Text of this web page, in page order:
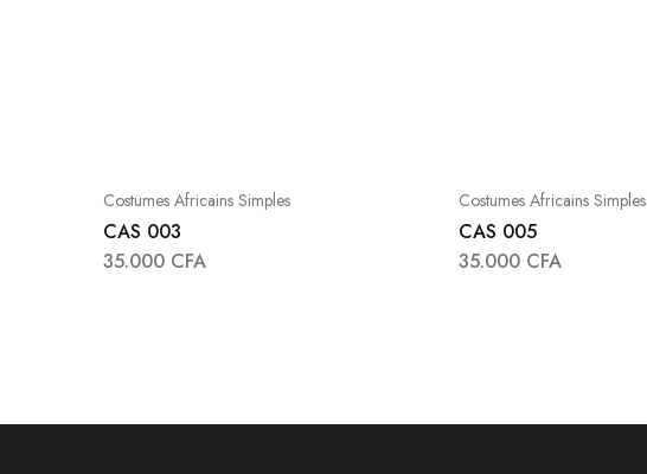
Costumes Africains Simples
CAS 003
35.000 CFA
Costumes Africains Simples
CAS 005
35.000 CFA